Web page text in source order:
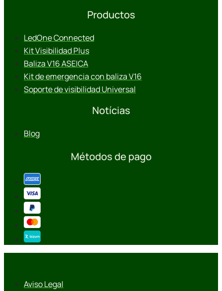
Productos
LedOne Connected
Kit Visibilidad Plus
Baliza V16 ASEICA
Kit de emergencia con baliza V16
Soporte de visibilidad Universal
Notícias
Blog
Métodos de pago
Aviso Legal